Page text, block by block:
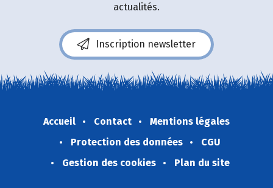
actualités.
Inscription newsletter
Accueil Contact
Mentions légales
Protection des données
CGU
Gestion des cookies
Plan du site